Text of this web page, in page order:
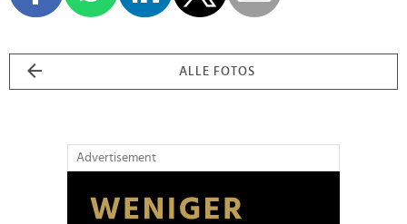
ALLE FOTOS
Advertisement